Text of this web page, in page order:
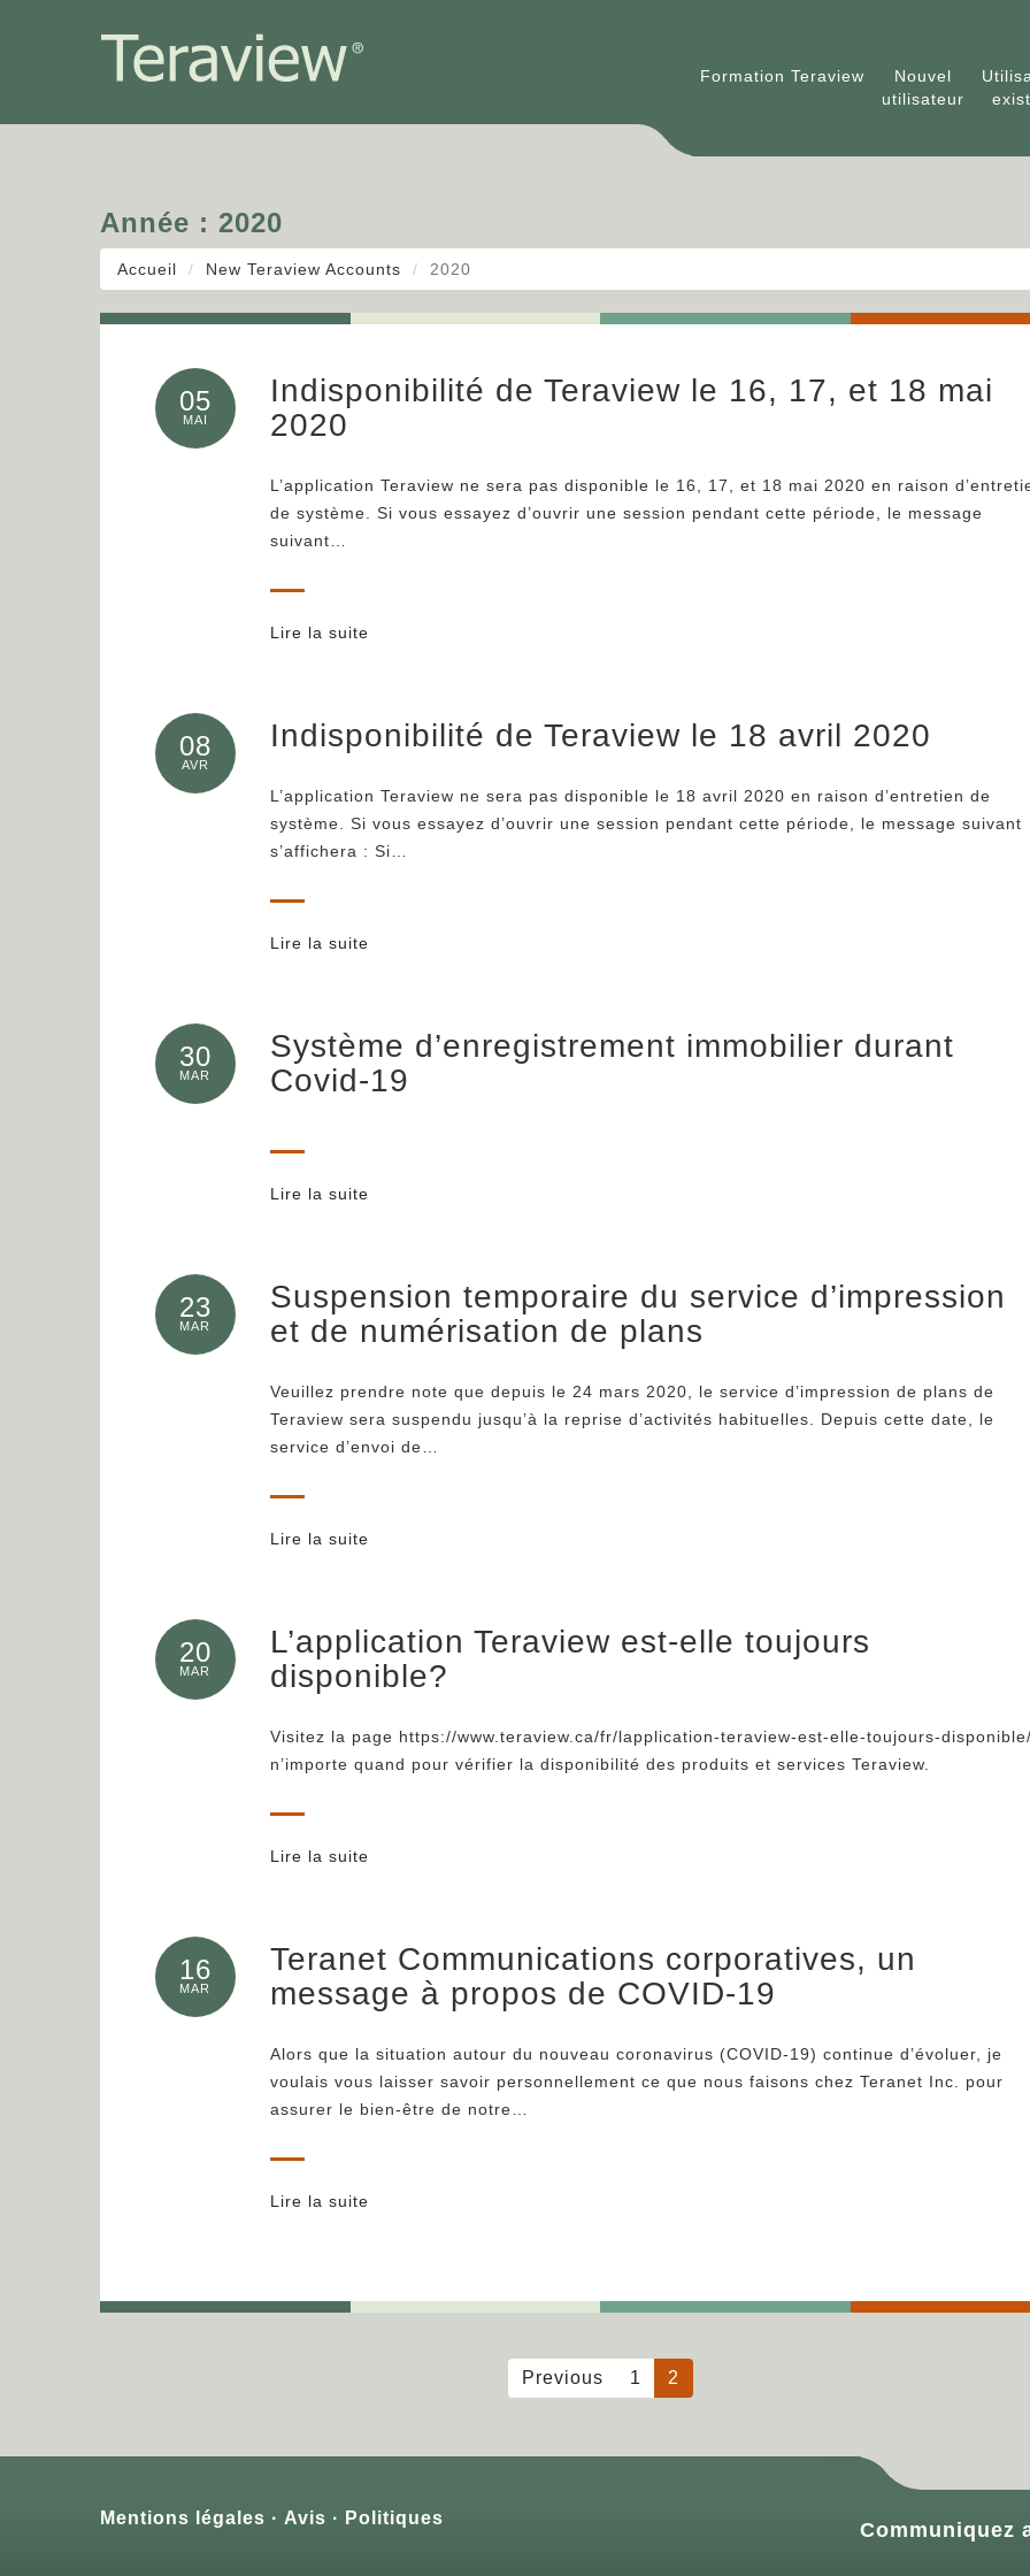
Formation Teraview
Nouvel
utilisateur
Année : 2020
Accueil New Teraview Accounts 2020
05
MAI
Indisponibilité de Teraview le 16, 17, et 18 mai
2020
L’application Teraview ne sera pas disponible le 16, 17, et 18 mai 2020 en raison
de système. Si vous essayez d’ouvrir une session pendant cette période, le message
suivant…
Lire la suite
08
AVR
Indisponibilité de Teraview le 18 avril 2020
L’application Teraview ne sera pas disponible le 18 avril 2020 en raison d’entretien de
système. Si vous essayez d’ouvrir une session pendant cette période, le message suivant
s’affichera : Si…
Lire la suite
30
MAR
Système d’enregistrement immobilier durant
Covid-19
Lire la suite
23
MAR
Suspension temporaire du service d’impression
et de numérisation de plans
Veuillez prendre note que depuis le 24 mars 2020, le service d’impression de plans de
Teraview sera suspendu jusqu’à la reprise d’activités habituelles. Depuis cette date, le
service d’envoi de…
Lire la suite
20
MAR
L’application Teraview est-elle toujours
disponible?
Visitez la page https://www.teraview.ca/fr/lapplication-teraview-est-elle-toujours-
n’importe quand pour vérifier la disponibilité des produits et services Teraview.
Lire la suite
16
MAR
Teranet Communications corporatives, un
message à propos de COVID-19
Alors que la situation autour du nouveau coronavirus (COVID-19) continue d’évoluer, je
voulais vous laisser savoir personnellement ce que nous faisons chez Teranet Inc. pour
assurer le bien-être de notre…
Lire la suite
Previous 1 2
Mentions légales Avis Politiques
Communiquez